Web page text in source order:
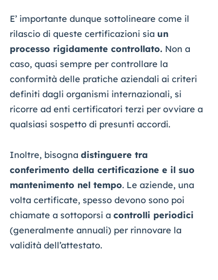
E’ importante dunque sottolineare come il
rilascio di queste certificazioni sia un
processo rigidamente controllato. Non a
caso, quasi sempre per controllare la
conformità delle pratiche aziendali ai criteri
definiti dagli organismi internazionali, si
ricorre ad enti certificatori terzi per ovviare a
qualsiasi sospetto di presunti accordi.
Inoltre, bisogna distinguere tra
conferimento della certificazione e il suo
mantenimento nel tempo. Le aziende, una
volta certificate, spesso devono sono poi
chiamate a sottoporsi a controlli periodici
(generalmente annuali) per rinnovare la
validità dell’attestato.